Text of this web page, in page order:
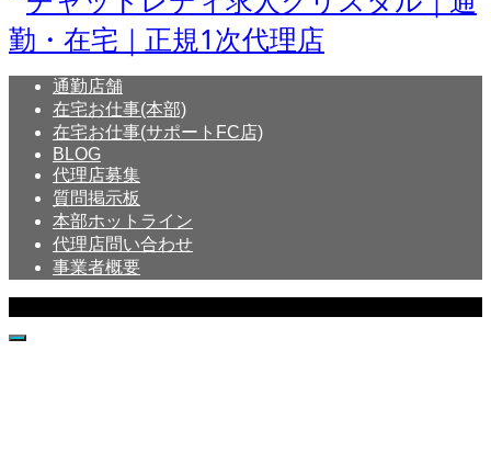
通勤店舗
在宅お仕事(本部)
在宅お仕事(サポートFC店)
BLOG
代理店募集
質問掲示板
本部ホットライン
代理店問い合わせ
事業者概要